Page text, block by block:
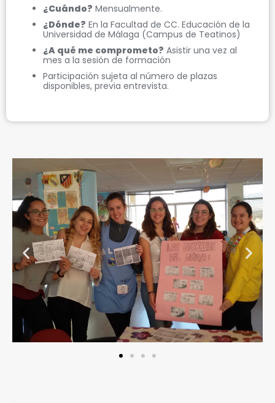
¿Cuándo? Mensualmente.
¿Dónde? En la Facultad de CC. Educación de la
Universidad de Málaga (Campus de Teatinos)
¿A qué me comprometo? Asistir una vez al
mes a la sesión de formación
Participación sujeta al número de plazas
disponibles, previa entrevista.